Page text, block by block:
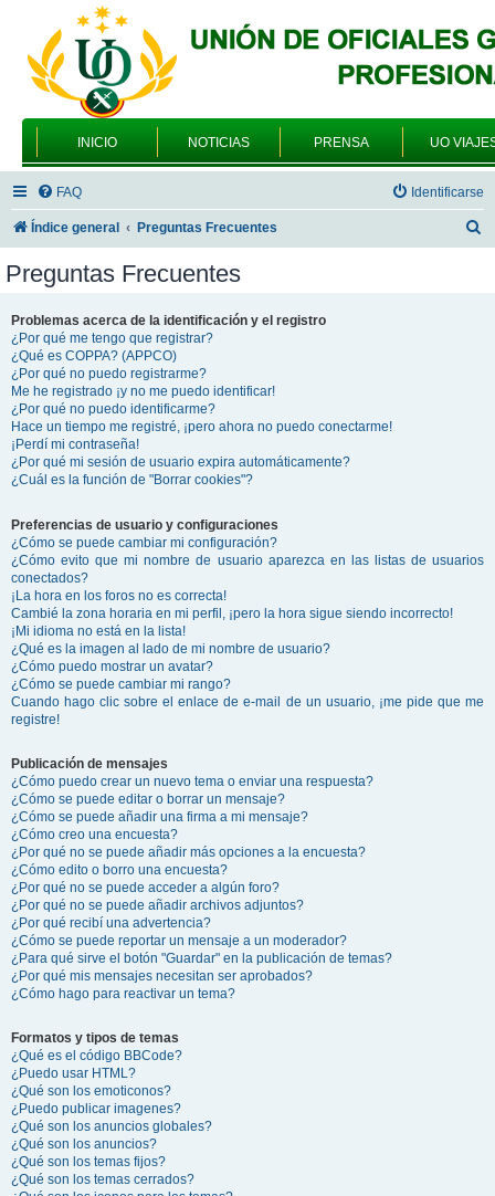
INICIO NOTICIAS PRENSA UO
FAQ Identificarse
Índice general Preguntas Frecuentes
Preguntas Frecuentes
Problemas acerca de la identificación y el registro
¿Por qué me tengo que registrar?
¿Qué es COPPA? (APPCO)
¿Por qué no puedo registrarme?
Me he registrado ¡y no me puedo identificar!
¿Por qué no puedo identificarme?
Hace un tiempo me registré, ¡pero ahora no puedo conectarme!
¡Perdí mi contraseña!
¿Por qué mi sesión de usuario expira automáticamente?
¿Cuál es la función de "Borrar cookies"?
Preferencias de usuario y configuraciones
¿Cómo se puede cambiar mi configuración?
¿Cómo evito que mi nombre de usuario aparezca en las listas de usuarios
conectados?
¡La hora en los foros no es correcta!
Cambié la zona horaria en mi perfil, ¡pero la hora sigue siendo incorrecto!
¡Mi idioma no está en la lista!
¿Qué es la imagen al lado de mi nombre de usuario?
¿Cómo puedo mostrar un avatar?
¿Cómo se puede cambiar mi rango?
Cuando hago clic sobre el enlace de e-mail de un usuario, ¡me pide que me
registre!
Publicación de mensajes
¿Cómo puedo crear un nuevo tema o enviar una respuesta?
¿Cómo se puede editar o borrar un mensaje?
¿Cómo se puede añadir una firma a mi mensaje?
¿Cómo creo una encuesta?
¿Por qué no se puede añadir más opciones a la encuesta?
¿Cómo edito o borro una encuesta?
¿Por qué no se puede acceder a algún foro?
¿Por qué no se puede añadir archivos adjuntos?
¿Por qué recibí una advertencia?
¿Cómo se puede reportar un mensaje a un moderador?
¿Para qué sirve el botón "Guardar" en la publicación de temas?
¿Por qué mis mensajes necesitan ser aprobados?
¿Cómo hago para reactivar un tema?
Formatos y tipos de temas
¿Qué es el código BBCode?
¿Puedo usar HTML?
¿Qué son los emoticonos?
¿Puedo publicar imagenes?
¿Qué son los anuncios globales?
¿Qué son los anuncios?
¿Qué son los temas fijos?
¿Qué son los temas cerrados?